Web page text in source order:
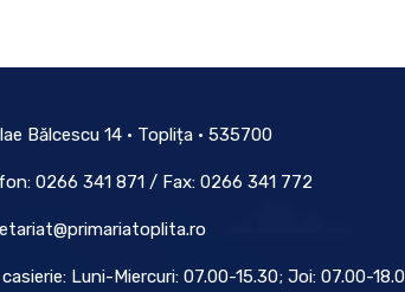
Bălcescu 14 • Toplița • 535700
0266 341 871 / Fax: 0266 341 772
casierie: Luni-Miercuri: 07.00-15.30; Joi: 07.00-